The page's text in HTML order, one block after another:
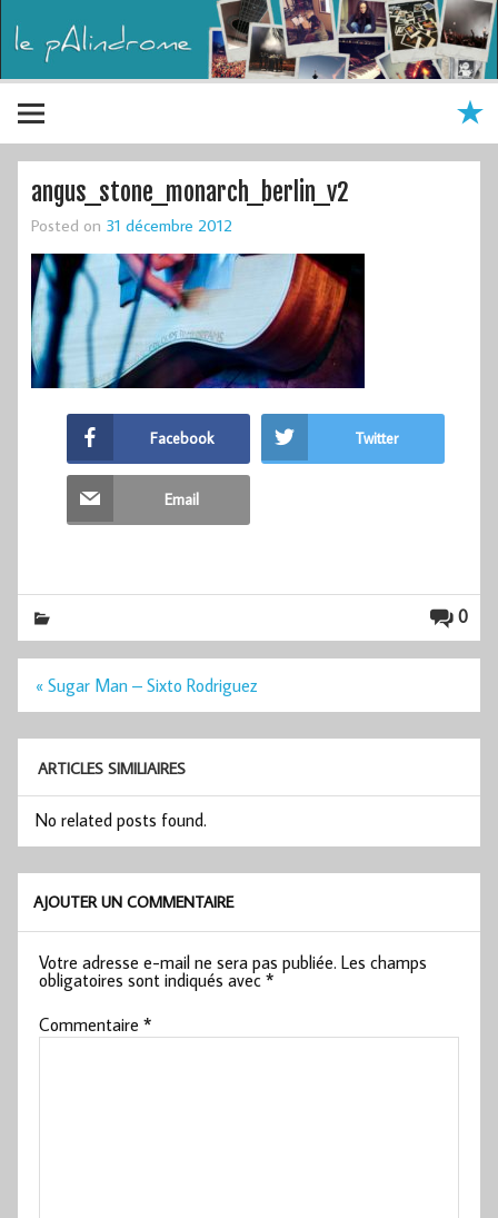
angus_stone_monarch_berlin_v2
Posted on 31 décembre 2012
Facebook Twitter
Email
0
Navigation
« Sugar Man – Sixto Rodriguez
ARTICLES SIMILIAIRES
No related posts found.
AJOUTER UN COMMENTAIRE
Votre adresse e-mail ne sera pas publiée. Les champs
obligatoires sont indiqués avec*
Commentaire*